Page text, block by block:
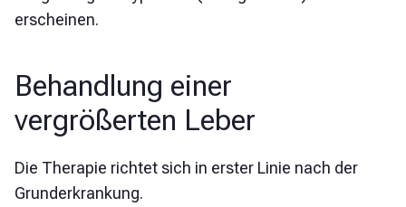
erscheinen.
Behandlung einer
vergrößerten Leber
Die Therapie richtet sich in erster Linie nach der
Grunderkrankung.